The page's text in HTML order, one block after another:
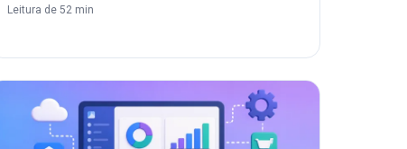
Leitura de 52 min